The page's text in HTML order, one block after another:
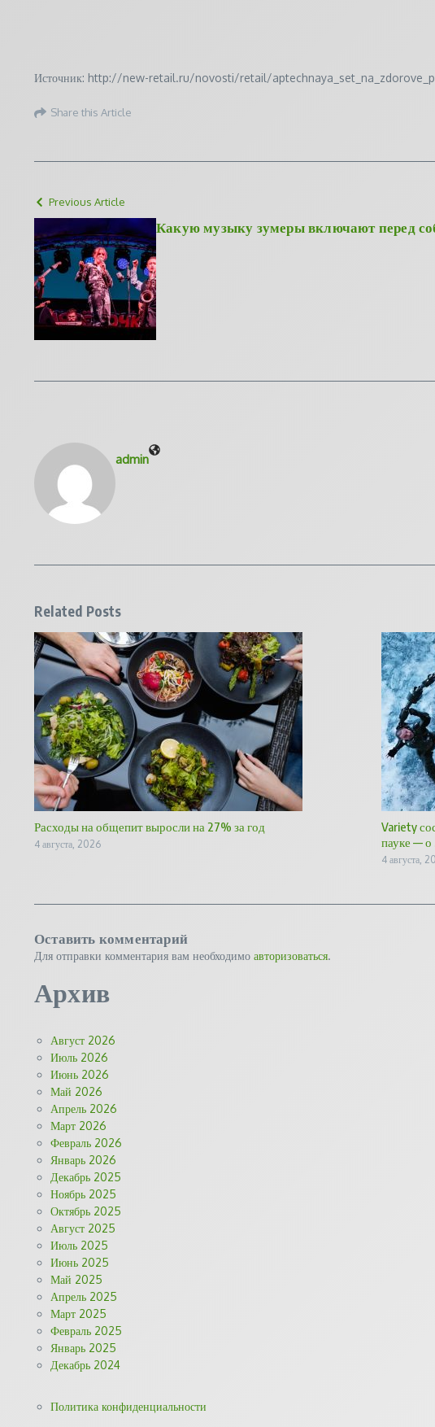
Источник: http://new-retail.ru/novosti/retail/
Share this Article
Previous Article
Какую музыку зумеры включают перед
admin
Related Posts
Расходы на общепит выросли на 27% за год
4 августа, 2026
Variety
пауке — о
4 августа,
Оставить комментарий
Для отправки комментария вам необходимо авторизоваться.
Архив
Август 2026
Июль 2026
Июнь 2026
Май 2026
Апрель 2026
Март 2026
Февраль 2026
Январь 2026
Декабрь 2025
Ноябрь 2025
Октябрь 2025
Август 2025
Июль 2025
Июнь 2025
Май 2025
Апрель 2025
Март 2025
Февраль 2025
Январь 2025
Декабрь 2024
Политика конфиденциальности